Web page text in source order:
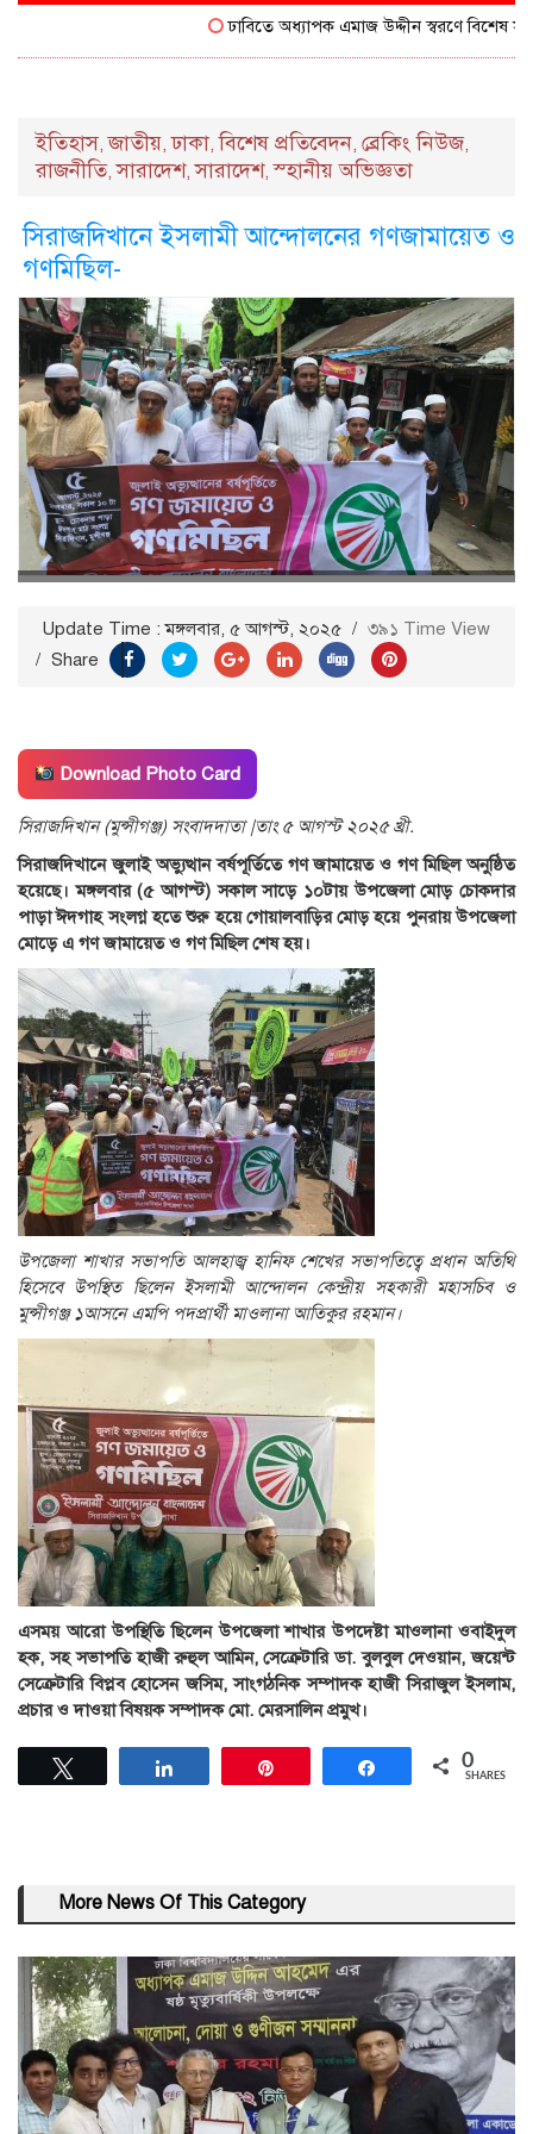
ঢাবিতে অধ্যাপক এমাজ উদ্দীন স্বরণে বিশেষ
ইতিহাস,জাতীয়,ঢাকা,বিশেষ প্রতিবেদন, ব্রেকিং নিউজ,
রাজনীতি,সারাদেশ,সারাদেশ,স্হানীয় অভিজ্ঞতা
সিরাজদিখানে ইসলামী আন্দোলনের গণজামায়েত ও
গণমিছিল-
Update Time : মঙ্গলবার, ৫ আগস্ট, ২০২৫ / ৩৯১ Time View
/ Share
Download Photo Card
সিরাজদিখান (মুন্সীগঞ্জ) সংবাদদাতা |তাং ৫ আগস্ট ২০২৫ খ্রী.
সিরাজদিখানে জুলাই অভ্যুত্থান বর্ষপূর্তিতে গণ জামায়েত ও গণ মিছিল অনুষ্ঠিত
হয়েছে। মঙ্গলবার (৫ আগস্ট) সকাল সাড়ে ১০টায় উপজেলা মোড় চোকদার
পাড়া ঈদগাহ সংলগ্ন হতে শুরু হয়ে গোয়ালবাড়ির মোড় হয়ে পুনরায় উপজেলা
মোড়ে এ গণ জামায়েত ও গণ মিছিল শেষ হয়।
উপজেলা শাখার সভাপতি আলহাজ্ব হানিফ শেখের সভাপতিত্বে প্রধান অতিথি
হিসেবে উপস্থিত ছিলেন ইসলামী আন্দোলন কেন্দ্রীয় সহকারী মহাসচিব ও
মুন্সীগঞ্জ ১আসনে এমপি পদপ্রার্থী মাওলানা আতিকুর রহমান।
এসময় আরো উপস্থিতি ছিলেন উপজেলা শাখার উপদেষ্টা মাওলানা ওবাইদুল
হক, সহ সভাপতি হাজী রুহুল আমিন, সেক্রেটারি ডা. বুলবুল দেওয়ান, জয়েন্ট
সেক্রেটারি বিপ্লব হোসেন জসিম, সাংগঠনিক সম্পাদক হাজী সিরাজুল ইসলাম,
প্রচার ও দাওয়া বিষয়ক সম্পাদক মো. মেরসালিন প্রমুখ।
Share 0
SHARES
More News Of This Category